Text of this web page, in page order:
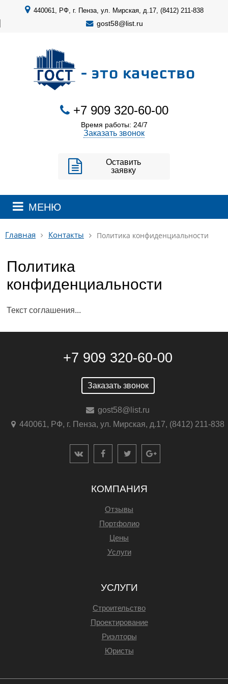
440061, РФ, г. Пенза, ул. Мирская, д.17, (8412) 211-838
gost58@list.ru
- это качество
+7 909 320-60-00
Время работы: 24/7
Заказать звонок
Оставить
заявку
МЕНЮ
Главная Контакты Политика конфиденциальности
Политика
конфиденциальности
Текст соглашения...
+7 909 320-60-00
Заказать звонок
gost58@list.ru
440061, РФ, г. Пенза, ул. Мирская, д.17, (8412) 211-838
КОМПАНИЯ
Отзывы
Портфолио
Цены
Услуги
УСЛУГИ
Строительство
Проектирование
Риэлторы
Юристы